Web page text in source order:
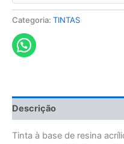
Categoria: TINTAS
Descrição
Tinta à base de resina